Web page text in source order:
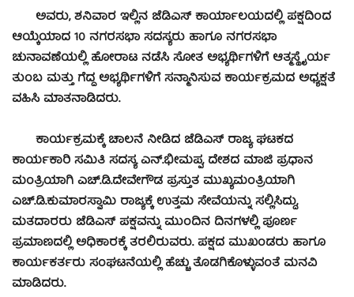
ಅವರು, ಶನಿವಾರ ಇಲ್ಲಿನ ಜೆಡಿಎಸ್ ಕಾರ್ಯಾಲಯದಲ್ಲಿ ಪಕ್ಷದಿಂದ
ಆಯ್ಕೆಯಾದ 10 ನಗರಸಭಾ ಸದಸ್ಯರು ಹಾಗೂ ನಗರಸಭಾ
ಚುನಾವಣೆಯಲ್ಲಿ ಹೋರಾಟ ನಡೆಸಿ ಸೋತ ಅಭ್ಯರ್ಥಿಗಳಿಗೆ ಆತ್ಮಸ್ಥೈರ್ಯ
ತುಂಬ ಮತ್ತು ಗೆದ್ದ ಅಭ್ಯರ್ಥಿಗಳಿಗೆ ಸನ್ಮಾನಿಸುವ ಕಾರ್ಯಕ್ರಮದ ಅಧ್ಯಕ್ಷತೆ
ವಹಿಸಿ ಮಾತನಾಡಿದರು.
ಕಾರ್ಯಕ್ರಮಕ್ಕೆ ಚಾಲನೆ ನೀಡಿದ ಜೆಡಿಎಸ್ ರಾಜ್ಯ ಘಟಕದ
ಕಾರ್ಯಕಾರಿ ಸಮಿತಿ ಸದಸ್ಯ ಎನ್.ಭೀಮಪ್ಪ, ದೇಶದ ಮಾಜಿ ಪ್ರಧಾನ
ಮಂತ್ರಿಯಾಗಿ ಎಚ್.ಡಿ.ದೇವೇಗೌಡ ಪ್ರಸ್ತುತ ಮುಖ್ಯಮಂತ್ರಿಯಾಗಿ
ಎಚ್.ಡಿ.ಕುಮಾರಸ್ವಾಮಿ ರಾಜ್ಯಕ್ಕೆ ಉತ್ತಮ ಸೇವೆಯನ್ನು ಸಲ್ಲಿಸಿದ್ದು,
ಮತದಾರರು ಜೆಡಿಎಸ್ ಪಕ್ಷವನ್ನು ಮುಂದಿನ ದಿನಗಳಲ್ಲಿ ಪೂರ್ಣ
ಪ್ರಮಾಣದಲ್ಲಿ ಅಧಿಕಾರಕ್ಕೆ ತರಲಿರುವರು. ಪಕ್ಷದ ಮುಖಂಡರು ಹಾಗೂ
ಕಾರ್ಯಕರ್ತರು ಸಂಘಟನೆಯಲ್ಲಿ ಹೆಚ್ಚು ತೊಡಗಿಕೊಳ್ಳುವಂತೆ ಮನವಿ
ಮಾಡಿದರು.